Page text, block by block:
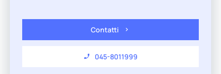
Contatti
045-8011999